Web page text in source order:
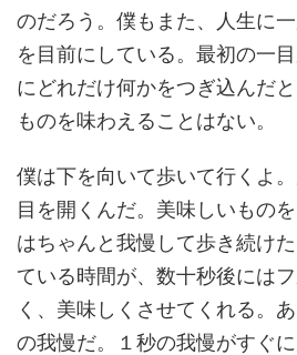
のだろう。僕もまた、人生に
を目前にしている。最初の一
にどれだけ何かをつぎ込んだ
ものを味わえることはない。
僕は下を向いて歩いて行くよ
目を開くんだ。美味しいもの
はちゃんと我慢して歩き続け
ている時間が、数十秒後には
く、美味しくさせてくれる。
の我慢だ。１秒の我慢がすぐ